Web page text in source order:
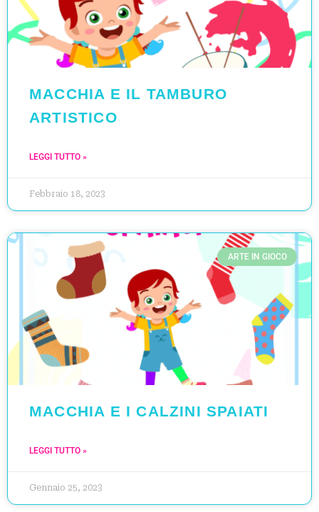
MACCHIA E IL TAMBURO
ARTISTICO
LEGGI TUTTO »
Febbraio 18, 2023
ARTE IN GIOCO
MACCHIA E I CALZINI SPAIATI
LEGGI TUTTO »
Gennaio 25, 2023